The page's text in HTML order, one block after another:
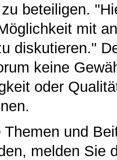
beteiligen.
mit
diskutieren."
keine
oder
Themen und
melden Sie